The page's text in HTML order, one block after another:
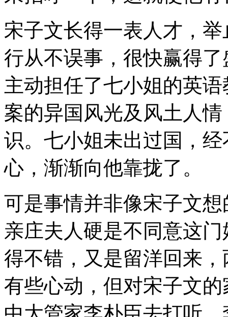
宋子文长得一表人才，
行从不误事，很快赢得
主动担任了七小姐的英
案的异国风光及风土人
识。七小姐未出过国，
心，渐渐向他靠拢了。
可是事情并非像宋子文
亲庄夫人硬是不同意这
得不错，又是留洋回来
有些心动，但对宋子文